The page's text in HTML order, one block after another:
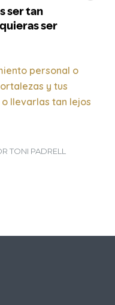
personal o
y tus
llevarlas tan lejos
TONI PADRELL